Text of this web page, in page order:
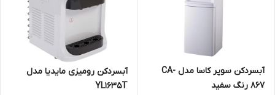
آبسردکن سوپر کاسا مدل CA-
867 رنگ سفید
آبسردکن رومیزی مایدیا مدل
YL1635T